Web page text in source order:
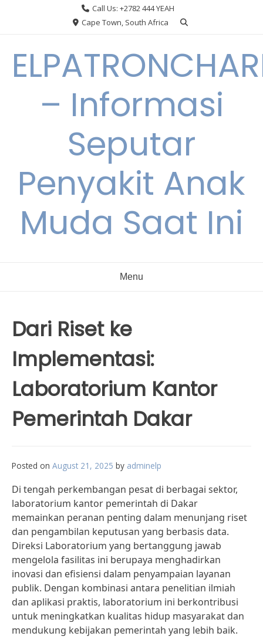
Call Us: +2782 444 YEAH
Cape Town, South Africa
– Informasi
Seputar
Penyakit Anak
Muda Saat Ini
Menu
Dari Riset ke
Implementasi:
Laboratorium Kantor
Pemerintah Dakar
Posted on August 21, 2025 by adminelp
Di tengah perkembangan pesat di berbagai sektor,
laboratorium kantor pemerintah di Dakar
memainkan peranan penting dalam menunjang riset
dan pengambilan keputusan yang berbasis data.
Direksi Laboratorium yang bertanggung jawab
mengelola fasilitas ini berupaya menghadirkan
inovasi dan efisiensi dalam penyampaian layanan
publik. Dengan kombinasi antara penelitian ilmiah
dan aplikasi praktis, laboratorium ini berkontribusi
untuk meningkatkan kualitas hidup masyarakat dan
mendukung kebijakan pemerintah yang lebih baik.